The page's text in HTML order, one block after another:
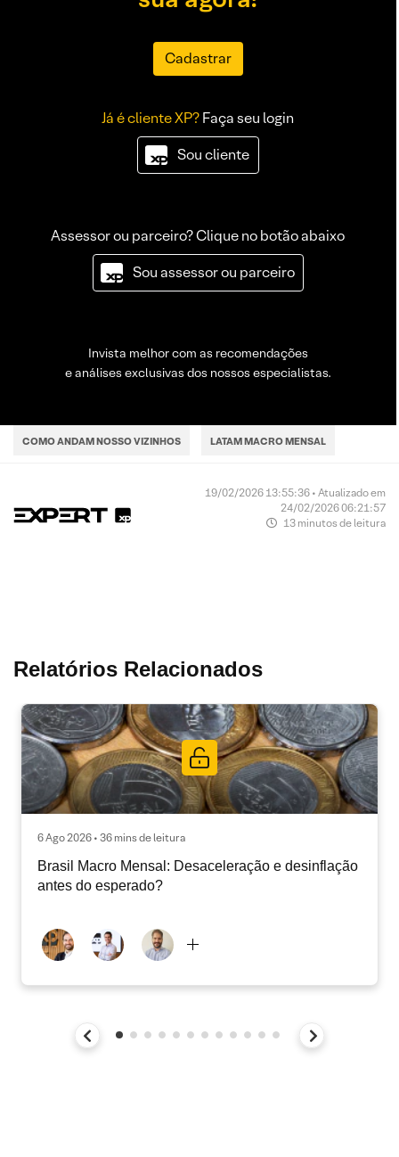
Cadastrar
Já é cliente XP?Faça seu login
Sou cliente
Assessor ou parceiro? Clique no botão abaixo
Sou assessor ou parceiro
Invista melhor com as recomendações
e análises exclusivas dos nossos especialistas.
COMO ANDAM NOSSO VIZINHOS LATAM MACRO MENSAL
19/02/2026 13:55:36 • Atualizado em
24/02/2026 06:21:57
13 minutos de leitura
Relatórios Relacionados
6 Ago 2026 • 36 mins de leitura
Brasil Macro Mensal: Desaceleração e desinflação
antes do esperado?